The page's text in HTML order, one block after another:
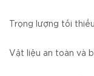
Trọng lượng tối
Vật liệu an toàn và